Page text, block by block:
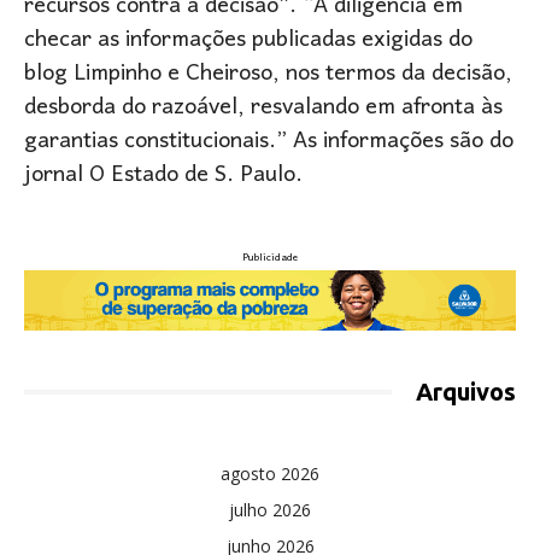
checar as informações publicadas exigidas do
blog Limpinho e Cheiroso, nos termos da decisão,
desborda do razoável, resvalando em afronta às
garantias constitucionais.” As informações são do
jornal O Estado de S. Paulo.
Publicidade
Arquivos
agosto 2026
julho 2026
junho 2026